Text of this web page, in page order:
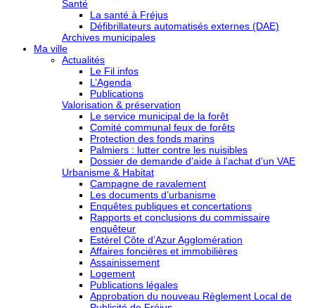
Santé
La santé à Fréjus
Défibrillateurs automatisés externes (DAE)
Archives municipales
Ma ville
Actualités
Le Fil infos
L’Agenda
Publications
Valorisation & préservation
Le service municipal de la forêt
Comité communal feux de forêts
Protection des fonds marins
Palmiers : lutter contre les nuisibles
Dossier de demande d’aide à l’achat d’un VAE
Urbanisme & Habitat
Campagne de ravalement
Les documents d’urbanisme
Enquêtes publiques et concertations
Rapports et conclusions du commissaire
enquêteur
Estérel Côte d’Azur Agglomération
Affaires foncières et immobilières
Assainissement
Logement
Publications légales
Approbation du nouveau Règlement Local de